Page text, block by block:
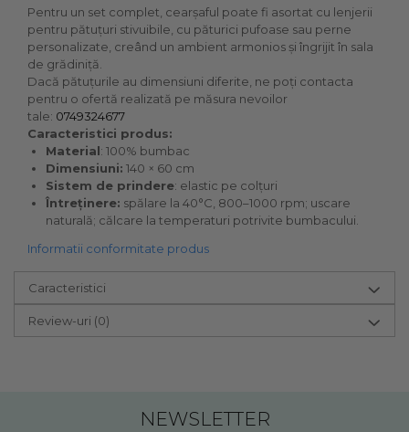
Pentru un set complet, cearșaful poate fi asortat cu lenjerii
pentru pătuțuri stivuibile, cu păturici pufoase sau perne
personalizate, creând un ambient armonios și îngrijit în sala
de grădiniță.
Dacă pătuțurile au dimensiuni diferite, ne poți contacta
pentru o ofertă realizată pe măsura nevoilor
tale: 0749324677
Caracteristici produs:
Material: 100% bumbac
Dimensiuni: 140 × 60 cm
Sistem de prindere: elastic pe colțuri
Întreținere: spălare la 40°C, 800–1000 rpm; uscare
naturală; călcare la temperaturi potrivite bumbacului.
Informatii conformitate produs
Caracteristici
Review-uri (0)
NEWSLETTER